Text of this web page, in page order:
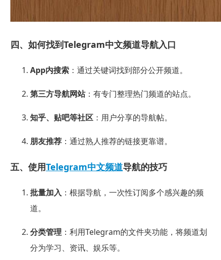
四、如何找到Telegram中文频道导航入口
App内搜索：通过关键词找到部分公开频道。
第三方导航网站：有专门整理热门频道的站点。
知乎、贴吧等社区：用户分享的导航帖。
朋友推荐：通过熟人推荐的链接更靠谱。
五、使用Telegram中文频道导航的技巧
批量加入 ：根据导航，一次性订阅多个感兴趣的频
道。
分类管理 ：利用Telegram的文件夹功能，将频道划
分为学习、资讯、娱乐等。